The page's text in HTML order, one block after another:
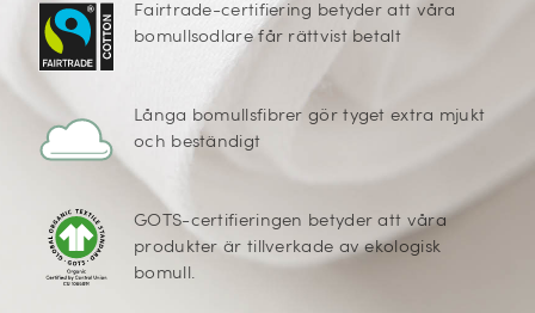
Fairtrade-certifiering betyder att våra
bomullsodlare får rättvist betalt
Långa bomullsfibrer gör tyget extra mjukt
och beständigt
GOTS-certifieringen betyder att våra
produkter är tillverkade av ekologisk
bomull.